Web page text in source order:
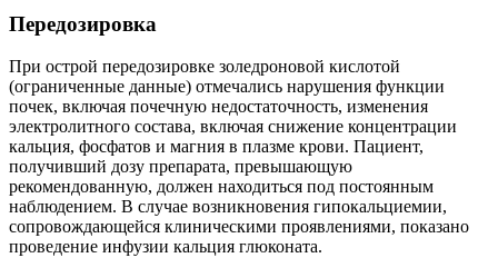
Передозировка
При острой передозировке золедроновой кислотой
(ограниченные данные) отмечались нарушения функции
почек, включая почечную недостаточность, изменения
электролитного состава, включая снижение концентрации
кальция, фосфатов и магния в плазме крови. Пациент,
получивший дозу препарата, превышающую
рекомендованную, должен находиться под постоянным
наблюдением. В случае возникновения гипокальциемии,
сопровождающейся клиническими проявлениями, показано
проведение инфузии кальция глюконата.